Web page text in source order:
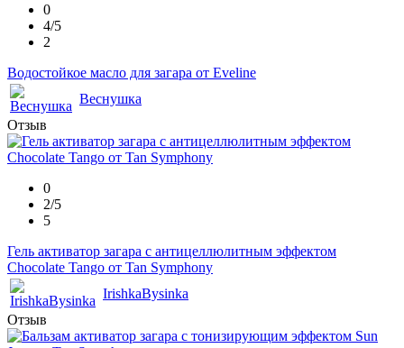
0
4/5
2
Водостойкое масло для загара от Eveline
Веснушка
Отзыв
0
2/5
5
Гель активатор загара с антицеллюлитным эффектом
Chocolate Tango от Tan Symphony
IrishkaBysinka
Отзыв